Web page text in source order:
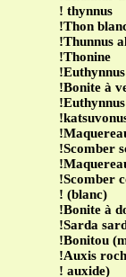
! thynnus
!Thon
!Thunnus
!Thonine
!Bonite à
!Scomber
!Scomber
! (blanc)
!Bonite à
!Sarda
!Bonitou
!Auxis
! auxide)